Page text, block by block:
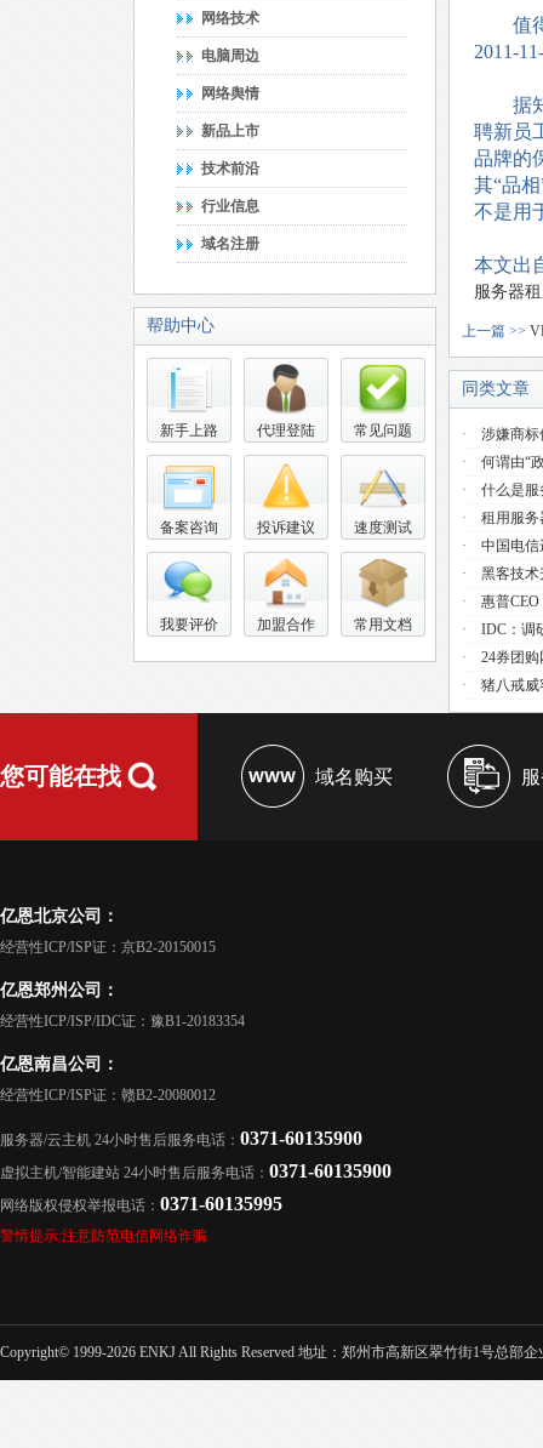
网络技术
电脑周边
网络舆情
新品上市
技术前沿
行业信息
域名注册
帮助中心
新手上路 代理登陆 常见问题
备案咨询 投诉建议 速度测试
我要评价 加盟合作 常用文档
值得
2011-
据知
聘新员
品牌的
其“品
不是用
本文出
服务器
上一篇 >>
同类文章
· 涉嫌商标
· 何谓由“
· 什么是服
· 租用服务
· 中国电
· 黑客技术
· 惠普
· IDC：调
· 24券团
· 猪八戒威
您可能在找 域名购买
亿恩北京公司：
经营性ICP/ISP证：京B2-20150015
亿恩郑州公司：
经营性ICP/ISP/IDC证：豫B1-20183354
亿恩南昌公司：
经营性ICP/ISP证：赣B2-20080012
服务器/云主机 24小时售后服务电话： 0371-60135900
虚拟主机/智能建站 24小时售后服务电话： 0371-60135900
网络版权侵权举报电话： 0371-60135995
警情提示:注意防范电信网络诈骗
Copyright© 1999-2026 ENKJ All Rights Reserved 地址：郑州市高新区翠竹街1号